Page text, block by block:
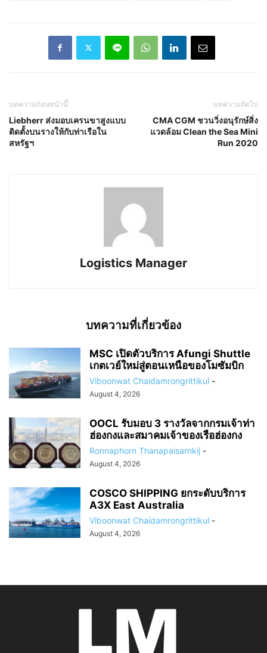
บทความก่อนหน้านี้
Liebherr ส่งมอบเครนขาสูงแบบ
ติดตั้งบนรางให้กับท่าเรือใน
สหรัฐฯ
บทความถัดไป
CMA CGM ชวนวิ่งอนุรักษ์สิ่ง
แวดล้อม Clean the Sea Mini
Run 2020
Logistics Manager
บทความที่เกี่ยวข้อง
MSC เปิดตัวบริการ Afungi Shuttle
เกตเวย์ใหม่สู่ตอนเหนือของโมซัมบิก
Viboonwat Chaidamrongrittikul -
August 4, 2026
OOCL รับมอบ 3 รางวัลจากกรมเจ้าท่า
ฮ่องกงและสมาคมเจ้าของเรือฮ่องกง
Ronnaphorn Thanapaisarnkij -
August 4, 2026
COSCO SHIPPING ยกระดับบริการ
A3X East Australia
Viboonwat Chaidamrongrittikul -
August 4, 2026